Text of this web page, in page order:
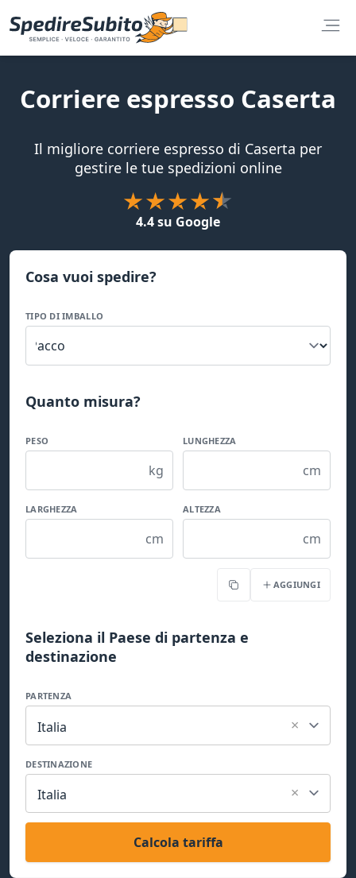
Corriere espresso Caserta
Il migliore corriere espresso di Caserta per
gestire le tue spedizioni online
4.4 su Google
Cosa vuoi spedire?
TIPO DI IMBALLO
Quanto misura?
PESO
kg
LUNGHEZZA
cm
LARGHEZZA
cm
ALTEZZA
cm
Copia AGGIUNGI
Seleziona il Paese di partenza e
destinazione
PARTENZA
Italia ×
DESTINAZIONE
Italia ×
Calcola tariffa